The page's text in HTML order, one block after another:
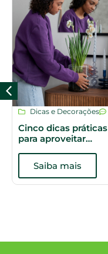
Dicas e Decorações
Cinco dicas práticas
para aproveitar
apartamento
Saiba mais